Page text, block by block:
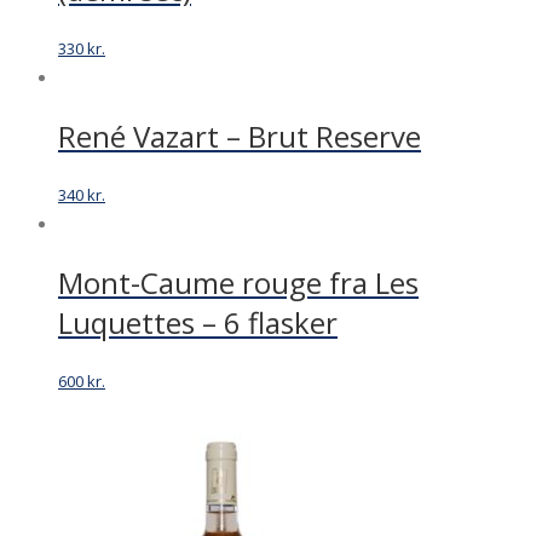
330kr.
René Vazart – Brut Reserve
340kr.
Mont-Caume rouge fra Les
Luquettes – 6 flasker
600kr.